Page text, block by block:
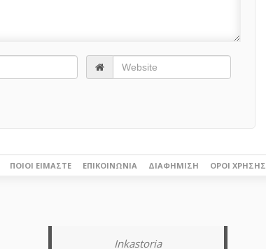
ΠΟΙΟΙ ΕΊΜΑΣΤΕ ΕΠΙΚΟΙΝΩΝΊΑ ΔΙΑΦΉΜΙΣΗ ΌΡΟΙ ΧΡΉΣΗΣ
Inkastoria